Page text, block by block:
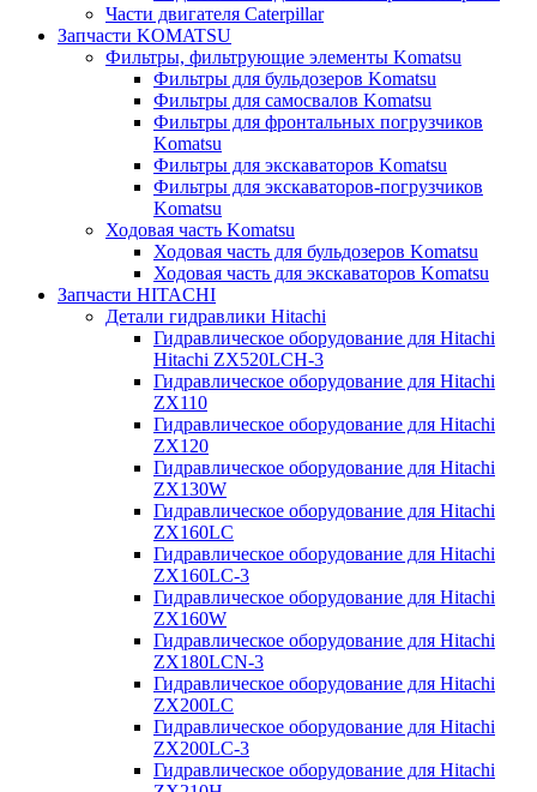
Части двигателя Caterpillar
Запчасти KOMATSU
Фильтры, фильтрующие элементы Komatsu
Фильтры для бульдозеров Komatsu
Фильтры для самосвалов Komatsu
Фильтры для фронтальных погрузчиков
Komatsu
Фильтры для экскаваторов Komatsu
Фильтры для экскаваторов-погрузчиков
Komatsu
Ходовая часть Komatsu
Ходовая часть для бульдозеров Komatsu
Ходовая часть для экскаваторов Komatsu
Запчасти HITACHI
Детали гидравлики Hitachi
Гидравлическое оборудование для Hitachi
Hitachi ZX520LCH-3
Гидравлическое оборудование для Hitachi
ZX110
Гидравлическое оборудование для Hitachi
ZX120
Гидравлическое оборудование для Hitachi
ZX130W
Гидравлическое оборудование для Hitachi
ZX160LC
Гидравлическое оборудование для Hitachi
ZX160LC-3
Гидравлическое оборудование для Hitachi
ZX160W
Гидравлическое оборудование для Hitachi
ZX180LCN-3
Гидравлическое оборудование для Hitachi
ZX200LC
Гидравлическое оборудование для Hitachi
ZX200LC-3
Гидравлическое оборудование для Hitachi